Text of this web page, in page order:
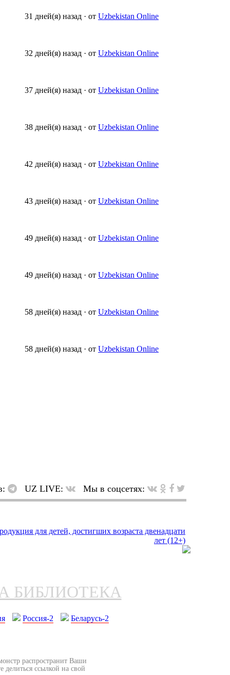
31 дней(я) назад · от Uzbekistan Online
32 дней(я) назад · от Uzbekistan Online
37 дней(я) назад · от Uzbekistan Online
38 дней(я) назад · от Uzbekistan Online
42 дней(я) назад · от Uzbekistan Online
43 дней(я) назад · от Uzbekistan Online
49 дней(я) назад · от Uzbekistan Online
49 дней(я) назад · от Uzbekistan Online
58 дней(я) назад · от Uzbekistan Online
58 дней(я) назад · от Uzbekistan Online
UZ LIVE: Мы в соцсетях:
БИБЛИОТЕКА
Россия-2
Беларусь-2
распространит Ваши
ссылкой на свой